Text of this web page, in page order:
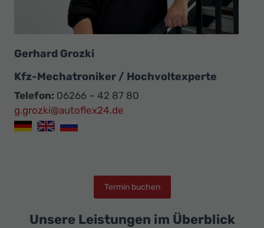
Gerhard Grozki
Kfz-Mechatroniker / Hochvoltexperte
Telefon: 06266 – 42 87 80
g.grozki@autoflex24.de
Termin buchen
Unsere Leistungen im Überblick